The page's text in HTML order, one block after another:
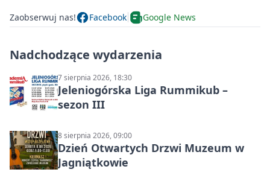
Zaobserwuj nas! Facebook Google News
Nadchodzące wydarzenia
7 sierpnia 2026, 18:30
Jeleniogórska Liga Rummikub –
sezon III
8 sierpnia 2026, 09:00
Dzień Otwartych Drzwi Muzeum w
Jagniątkowie